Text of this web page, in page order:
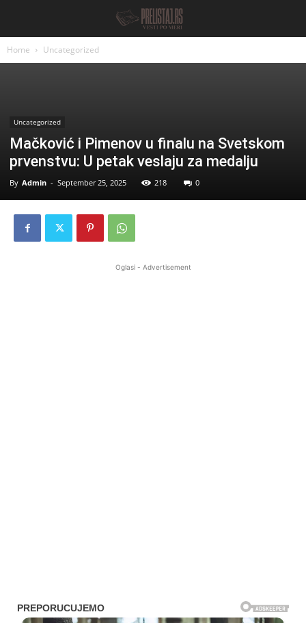
Home Uncategorized
Uncategorized
Mačković i Pimenov u finalu na Svetskom
prvenstvu: U petak veslaju za medalju
By Admin - September 25, 2025 218 0
Oglasi - Advertisement